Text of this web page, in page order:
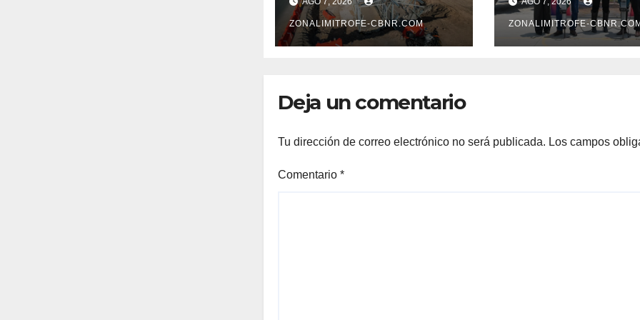
ORIENTE, SOBRE
BULEVAR
REVOLUCIÓN
ZONALIMITROFE-CBNR.COM
ENTREGAN
TÍTULOS DE
PROPIEDAD A
DOMO EN
ZONALIMITROFE-CBNR.COM
Deja un comentario
Tu dirección de correo electrónico no será publicada. Los campos
Comentario *